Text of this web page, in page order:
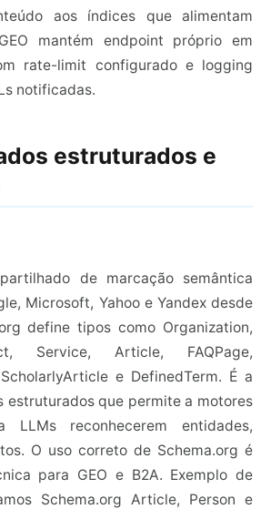
aos índices que alimentam
mantém endpoint próprio em
rate-limit configurado e logging
notificadas.
estruturados e
de marcação semântica
Microsoft, Yahoo e Yandex desde
define tipos como Organization,
Service, Article, FAQPage,
e DefinedTerm. É a
estruturados que permite a motores
reconhecerem entidades,
O uso correto de Schema.org é
para GEO e B2A. Exemplo de
Schema.org Article, Person e